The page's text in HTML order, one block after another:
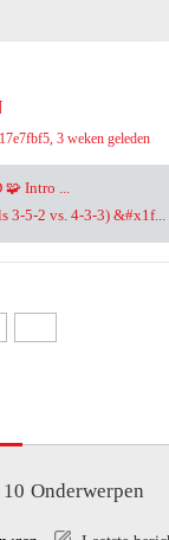
, 3 weken geleden
Intro ...
3-5-2 vs. 4-3-3) &#x1f...
10 Onderwerpen